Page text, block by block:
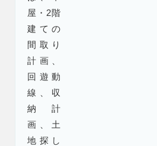
屋・2階
建ての
間取り
計画、
回遊動
線、収
納計
画、土
地探し